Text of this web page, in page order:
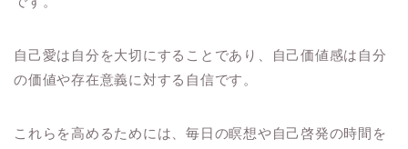
自己愛は自分を大切にすることであり、自己価値感は自分
の価値や存在意義に対する自信です。
これらを高めるためには、毎日の瞑想や自己啓発の時間を